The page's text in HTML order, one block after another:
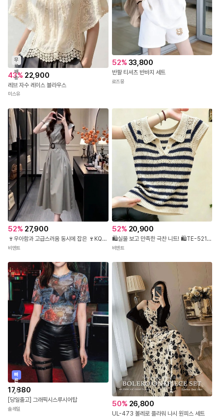
무
료
배
송
43% 22,900
레브 자수 레이스 블라우스
미스유
52% 33,800
반팔 티셔츠 반바지 세트
로즈몽
52% 27,900
🍷우아함과 고급스러움 동시에 잡은 🍷KQ-943 벨트 포인트 플레어 롱 원피스
비엔트
52% 20,900
🛍️실물 보고 만족한 극찬 니트! 🛍️TE-521 스트라이프 카라 펀칭 반팔 니트
비엔트
빠
른
출
발
17,880
[당일출고] 그래픽시스루시어탑
솔레일
50% 26,800
UL-473 볼레로 플라워 나시 원피스 세트